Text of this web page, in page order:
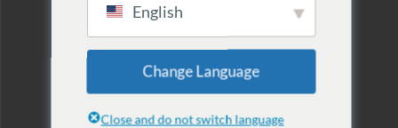
A beltéri
szolgáltatások
English
Change Language
Close and do not switch language